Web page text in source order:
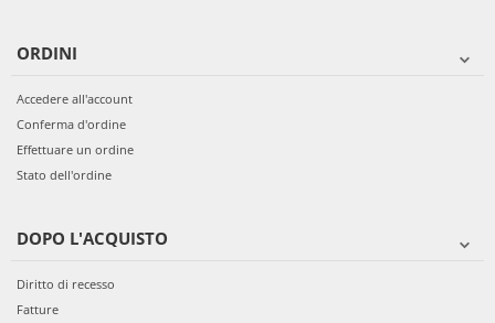
ORDINI
Accedere all'account
Conferma d'ordine
Effettuare un ordine
Stato dell'ordine
DOPO L'ACQUISTO
Diritto di recesso
Fatture